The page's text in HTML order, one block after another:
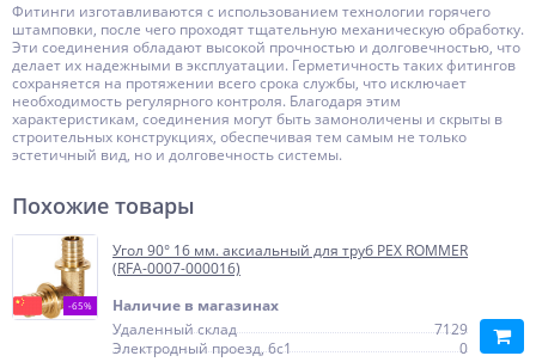
Фитинги изготавливаются с использованием технологии горячего
штамповки, после чего проходят тщательную механическую обработку.
Эти соединения обладают высокой прочностью и долговечностью, что
делает их надежными в эксплуатации. Герметичность таких фитингов
сохраняется на протяжении всего срока службы, что исключает
необходимость регулярного контроля. Благодаря этим
характеристикам, соединения могут быть замоноличены и скрыты в
строительных конструкциях, обеспечивая тем самым не только
эстетичный вид, но и долговечность системы.
Похожие товары
-65%
Угол 90° 16 мм. аксиальный для труб PEX ROMMER
(RFA-0007-000016)
Наличие в магазинах
Удаленный склад
7129
Электродный проезд, 6с1
0